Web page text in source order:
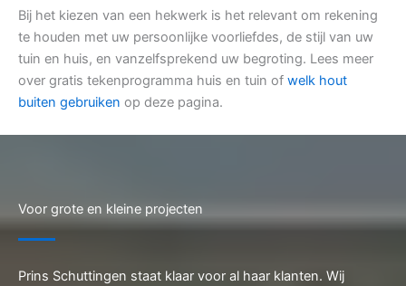
Bij het kiezen van een hekwerk is het relevant om rekening
te houden met uw persoonlijke voorliefdes, de stijl van uw
tuin en huis, en vanzelfsprekend uw begroting. Lees meer
over gratis tekenprogramma huis en tuin of welk hout
buiten gebruiken op deze pagina.
Voor grote en kleine projecten
Prins Schuttingen staat klaar voor al haar klanten. Wij